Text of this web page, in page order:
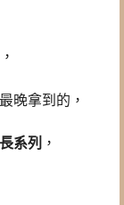
晚拿到的，
系列 ，